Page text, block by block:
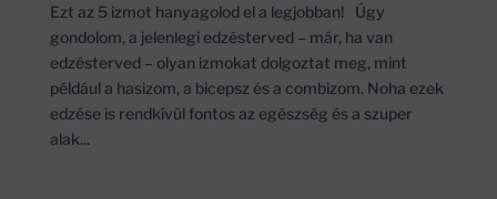
Ezt az 5 izmot hanyagolod el a legjobban! Úgy
gondolom, a jelenlegi edzésterved – már, ha van
edzésterved – olyan izmokat dolgoztat meg, mint
például a hasizom, a bicepsz és a combizom. Noha ezek
edzése is rendkívül fontos az egészség és a szuper
alak...